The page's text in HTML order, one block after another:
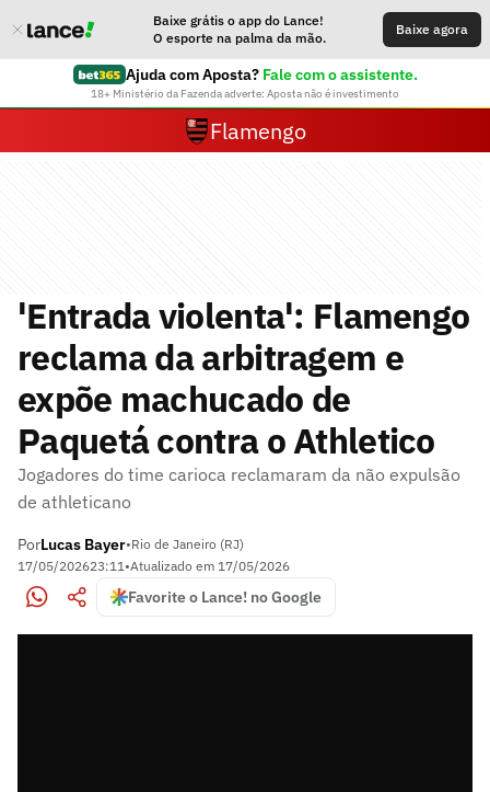
Baixe grátis o app do Lance!
O esporte na palma da mão.
Baixe agora
Ajuda com Aposta? Fale com o assistente.
18+ Ministério da Fazenda adverte: Aposta não é investimento
Flamengo
'Entrada violenta': Flamengo
reclama da arbitragem e
expõe machucado de
Paquetá contra o Athletico
Jogadores do time carioca reclamaram da não expulsão
de athleticano
PorLucas Bayer•Rio de Janeiro (RJ)
17/05/202623:11•Atualizado em 17/05/2026
Favorite o Lance! no Google